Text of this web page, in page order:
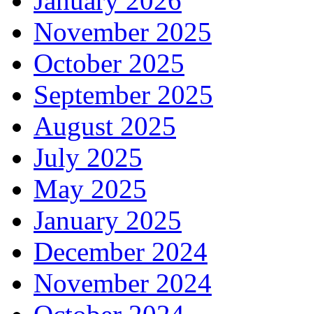
November 2025
October 2025
September 2025
August 2025
July 2025
May 2025
January 2025
December 2024
November 2024